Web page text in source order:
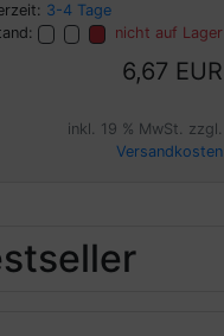
3-4 Tage
nicht auf Lager
6,67 EUR
inkl. 19 % MwSt. zzgl.
Versandkosten